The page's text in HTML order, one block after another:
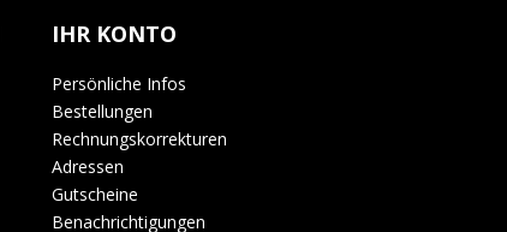
IHR KONTO
Persönliche Infos
Bestellungen
Rechnungskorrekturen
Adressen
Gutscheine
Benachrichtigungen